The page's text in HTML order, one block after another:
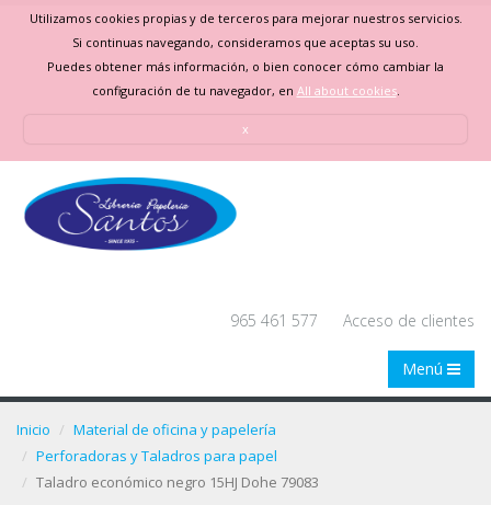
Utilizamos cookies propias y de terceros para mejorar nuestros servicios.
Si continuas navegando, consideramos que aceptas su uso.
Puedes obtener más información, o bien conocer cómo cambiar la
configuración de tu navegador, en All about cookies.
x
965 461 577 Acceso de clientes
Menú
Inicio
Material de oficina y papelería
Perforadoras y Taladros para papel
Taladro económico negro 15HJ Dohe 79083